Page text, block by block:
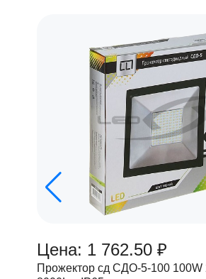
Цена: 1 762.50 ₽
Прожектор сд СДО-5-100 100W